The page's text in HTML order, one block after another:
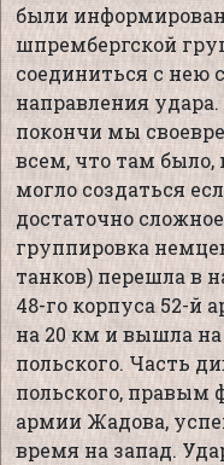
были
шпрембергской
соединиться с нею
направления
покончи мы
всем, что там
могло создаться
достаточно
группировка
танков) перешла в
48-го корпуса 52-й
на 20 км и вышла
польского. Часть
польского,
армии Жадова,
время на запад.